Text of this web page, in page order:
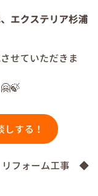
エクステリア杉浦
せていただきま
する！
フォーム工事 ◆